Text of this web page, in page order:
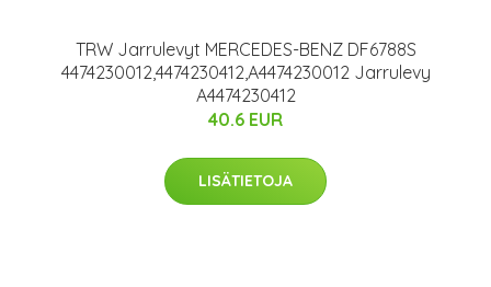
TRW Jarrulevyt MERCEDES-BENZ DF6788S
4474230012,4474230412,A4474230012 Jarrulevy
A4474230412
40.6 EUR
LISÄTIETOJA